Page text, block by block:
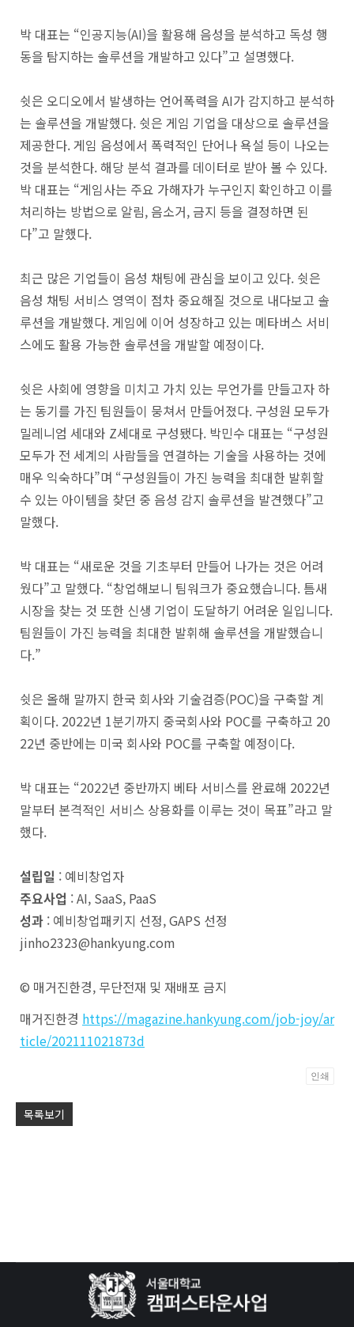
박 대표는 “인공지능(AI)을 활용해 음성을 분석하고 독성 행
동을 탐지하는 솔루션을 개발하고 있다”고 설명했다.
쉿은 오디오에서 발생하는 언어폭력을 AI가 감지하고 분석하
는 솔루션을 개발했다. 쉿은 게임 기업을 대상으로 솔루션을
제공한다. 게임 음성에서 폭력적인 단어나 욕설 등이 나오는
것을 분석한다. 해당 분석 결과를 데이터로 받아 볼 수 있다.
박 대표는 “게임사는 주요 가해자가 누구인지 확인하고 이를
처리하는 방법으로 알림, 음소거, 금지 등을 결정하면 된
다”고 말했다.
최근 많은 기업들이 음성 채팅에 관심을 보이고 있다. 쉿은
음성 채팅 서비스 영역이 점차 중요해질 것으로 내다보고 솔
루션을 개발했다. 게임에 이어 성장하고 있는 메타버스 서비
스에도 활용 가능한 솔루션을 개발할 예정이다.
쉿은 사회에 영향을 미치고 가치 있는 무언가를 만들고자 하
는 동기를 가진 팀원들이 뭉쳐서 만들어졌다. 구성원 모두가
밀레니엄 세대와 Z세대로 구성됐다. 박민수 대표는 “구성원
모두가 전 세계의 사람들을 연결하는 기술을 사용하는 것에
매우 익숙하다”며 “구성원들이 가진 능력을 최대한 발휘할
수 있는 아이템을 찾던 중 음성 감지 솔루션을 발견했다”고
말했다.
박 대표는 “새로운 것을 기초부터 만들어 나가는 것은 어려
웠다”고 말했다. “창업해보니 팀워크가 중요했습니다. 틈새
시장을 찾는 것 또한 신생 기업이 도달하기 어려운 일입니다.
팀원들이 가진 능력을 최대한 발휘해 솔루션을 개발했습니
다.”
쉿은 올해 말까지 한국 회사와 기술검증(POC)을 구축할 계
획이다. 2022년 1분기까지 중국회사와 POC를 구축하고 20
22년 중반에는 미국 회사와 POC를 구축할 예정이다.
박 대표는 “2022년 중반까지 베타 서비스를 완료해 2022년
말부터 본격적인 서비스 상용화를 이루는 것이 목표”라고 말
했다.
설립일 : 예비창업자
주요사업 : AI, SaaS, PaaS
성과 : 예비창업패키지 선정, GAPS 선정
jinho2323@hankyung.com
© 매거진한경, 무단전재 및 재배포 금지
매거진한경 https://magazine.hankyung.com/job-joy/ar
ticle/202111021873d
인쇄
목록보기